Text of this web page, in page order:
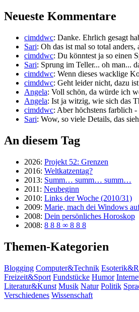
Neueste Kommentare
cimddwc: Danke. Ehrlich gesagt
Sari: Oh das ist mal so total anders,
cimddwc: Du könntest ja so einen
Sari: Sprung im Teller... oh man...
cimddwc: Wenn dieses wacklige
cimddwc: Geht leider nicht, dazu
Angela: Voll schön, da würde ich
Angela: Ist ja witzig, wie sich das
cimddwc: Aber höchstens farblich
Sari: Wow, so viele Details, das
An diesem Tag
2026: Projekt 52: Grenzen
2016: Weltkatzentag?
2013: Summ… summ… summ…
2011: Neubeginn
2010: Links der Woche (2010/31)
2009: Marie, mach dei Windows
2008: Dein persönliches Horoskop
2008: 8 8 8 ∞ 8 8 8
Themen-Kategorien
Blogging Computer&Technik
Freizeit&Sport Fundstücke Humor
Literatur&Kunst Musik Natur Politik
Verschiedenes Wissenschaft